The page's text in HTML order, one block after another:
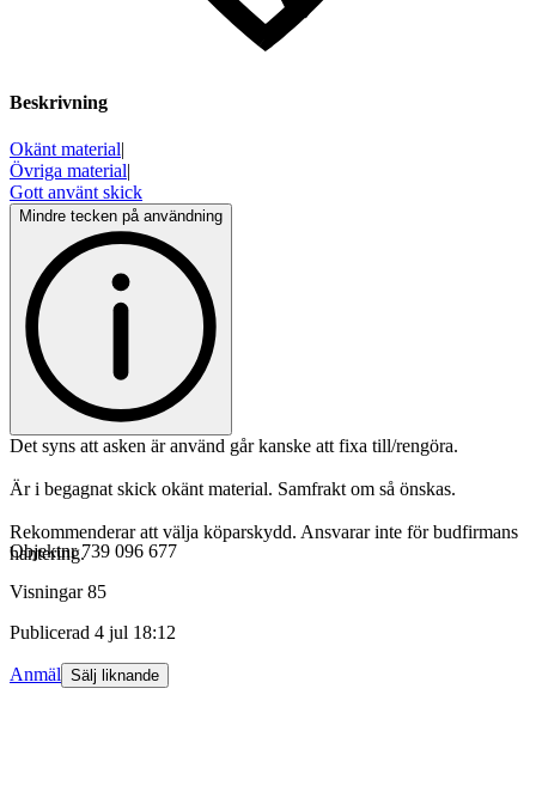
Beskrivning
Okänt material|
Övriga material|
Gott använt skick
Mindre tecken på användning
Det syns att asken är använd går kanske att fixa till/rengöra.
Är i begagnat skick okänt material. Samfrakt om så önskas.
Rekommenderar att välja köparskydd. Ansvarar inte för budfirmans
hantering.
Objektnr 739 096 677
Visningar 85
Publicerad 4 jul 18:12
Anmäl Sälj liknande